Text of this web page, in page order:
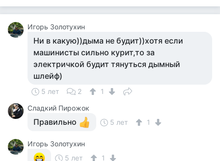
Игорь Золотухин
Ни в какую))дыма не будит))хотя если
машинисты сильно курит,то за
электричкой будит тянуться дымный
шлейф)
5 лет 2
1
Сладкий Пирожок
Правильно 5 лет 1
Игорь Золотухин
5 лет
1